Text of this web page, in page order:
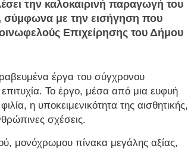
την καλοκαιρινή παραγωγή του
σύμφωνα με την εισήγηση που
Επιχείρησης του Δήμου
έργα του σύγχρονου
Το έργο, μέσα από μια ευφυή
η υποκειμενικότητα της αισθητικής,
σχέσεις.
μονόχρωμου πίνακα μεγάλης αξίας,